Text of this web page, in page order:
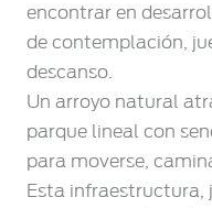
encontrar en
de contemplación,
descanso.
Un arroyo natural
parque lineal con
para moverse,
Esta